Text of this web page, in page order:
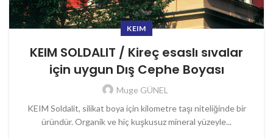
KEIM
KEIM SOLDALIT / Kireç esaslı sıvalar
için uygun Dış Cephe Boyası
Muge GÜNEL
KEIM Soldalit, silikat boya için kilometre taşı niteliğinde bir
üründür. Organik ve hiç kuşkusuz mineral yüzeyle...